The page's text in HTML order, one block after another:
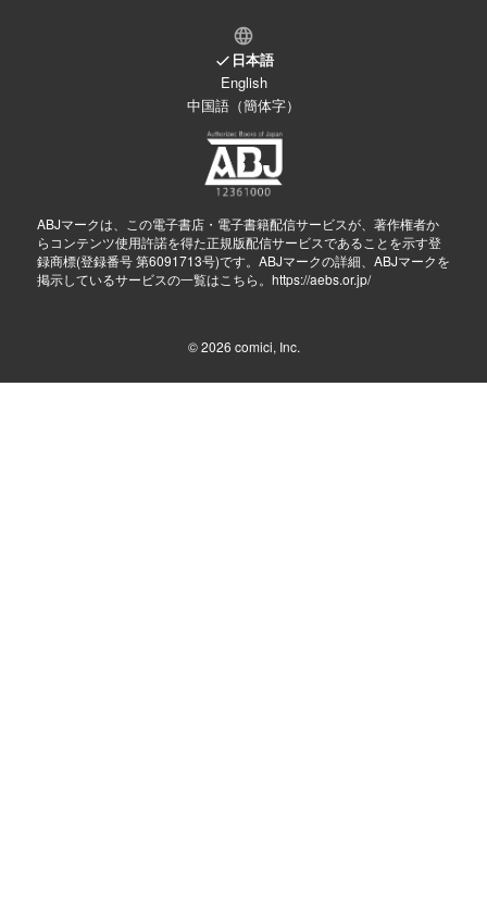
日本語
English
中国語（簡体字）
ABJマークは、この電子書店・電子書籍配信サービスが、著作権者か
らコンテンツ使用許諾を得た正規版配信サービスであることを示す登
録商標(登録番号 第6091713号)です。ABJマークの詳細、ABJマークを
掲示しているサービスの一覧はこちら。 https://aebs.or.jp/
© 2026 comici, Inc.